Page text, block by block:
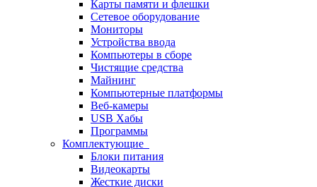
Карты памяти и флешки
Сетевое оборудование
Мониторы
Устройства ввода
Компьютеры в сборе
Чистящие средства
Майнинг
Компьютерные платформы
Веб-камеры
USB Хабы
Программы
Комплектующие
Блоки питания
Видеокарты
Жесткие диски